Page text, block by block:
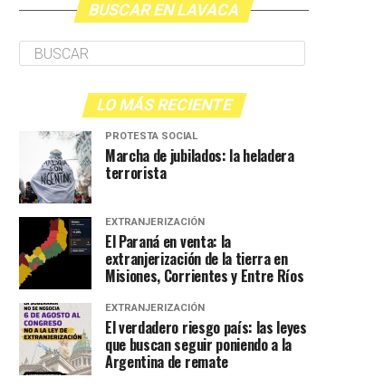
BUSCAR EN LAVACA
LO MÁS RECIENTE
PROTESTA SOCIAL
Marcha de jubilados: la heladera
terrorista
EXTRANJERIZACIÓN
El Paraná en venta: la
extranjerización de la tierra en
Misiones, Corrientes y Entre Ríos
EXTRANJERIZACIÓN
El verdadero riesgo país: las leyes
que buscan seguir poniendo a la
Argentina de remate